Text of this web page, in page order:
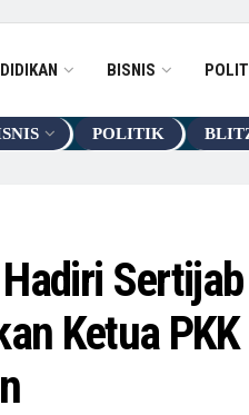
BISNIS
POLITIK
Sertijab
Ketua PKK